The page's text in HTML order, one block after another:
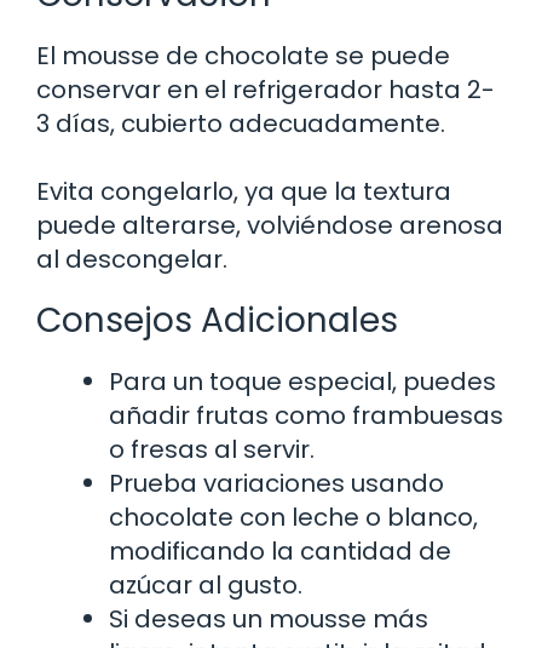
El mousse de chocolate se puede
conservar en el refrigerador hasta 2-
3 días, cubierto adecuadamente.
Evita congelarlo, ya que la textura
puede alterarse, volviéndose arenosa
al descongelar.
Consejos Adicionales
Para un toque especial, puedes
añadir frutas como frambuesas
o fresas al servir.
Prueba variaciones usando
chocolate con leche o blanco,
modificando la cantidad de
azúcar al gusto.
Si deseas un mousse más